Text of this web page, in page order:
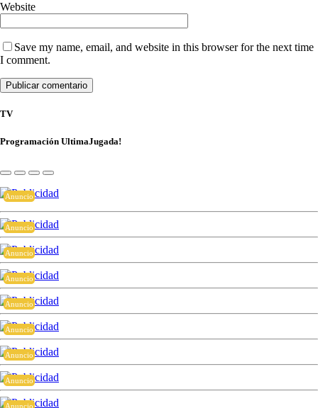
Website
Save my name, email, and website in this browser for the next time
I comment.
TV
Programación UltimaJugada!
Anuncio
Anuncio
Anuncio
Anuncio
Anuncio
Anuncio
Anuncio
Anuncio
Anuncio